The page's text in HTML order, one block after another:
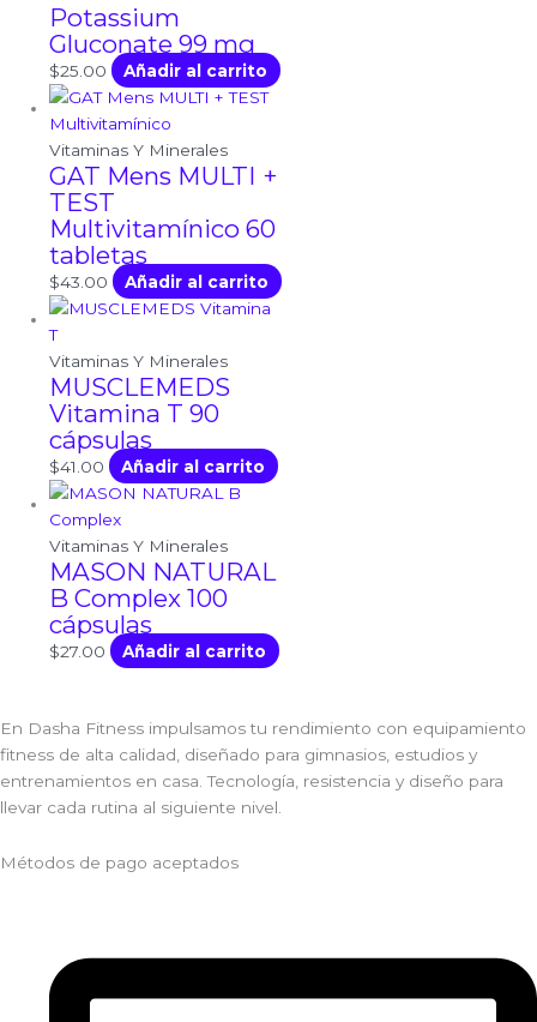
Potassium
Gluconate 99 mg
$25.00 Añadir al carrito
Vitaminas Y Minerales
GAT Mens MULTI +
TEST
Multivitamínico 60
tabletas
$43.00 Añadir al carrito
Vitaminas Y Minerales
MUSCLEMEDS
Vitamina T 90
cápsulas
$41.00 Añadir al carrito
Vitaminas Y Minerales
MASON NATURAL
B Complex 100
cápsulas
$27.00 Añadir al carrito
En Dasha Fitness impulsamos tu rendimiento con equipamiento
fitness de alta calidad, diseñado para gimnasios, estudios y
entrenamientos en casa. Tecnología, resistencia y diseño para
llevar cada rutina al siguiente nivel.
Métodos de pago aceptados